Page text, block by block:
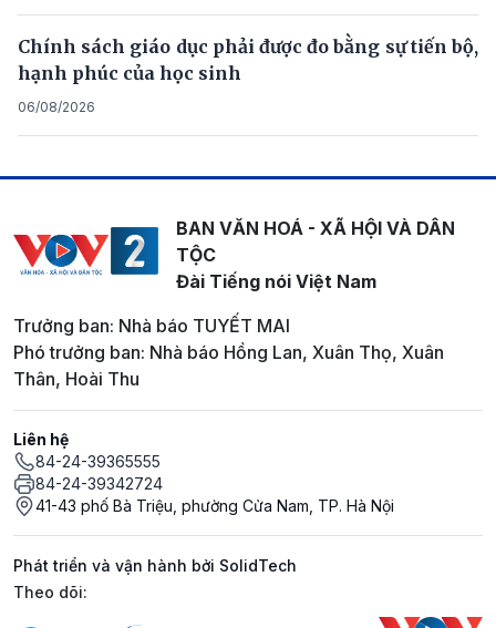
Chính sách giáo dục phải được đo bằng sự tiến bộ,
hạnh phúc của học sinh
06/08/2026
BAN VĂN HOÁ - XÃ HỘI VÀ DÂN
TỘC
Đài Tiếng nói Việt Nam
Trưởng ban: Nhà báo TUYẾT MAI
Phó trưởng ban: Nhà báo Hồng Lan, Xuân Thọ, Xuân
Thân, Hoài Thu
Liên hệ
84-24-39365555
84-24-39342724
41-43 phố Bà Triệu, phường Cửa Nam, TP. Hà Nội
Phát triển và vận hành bởi SolidTech
Mạng xã hội
Theo dõi: